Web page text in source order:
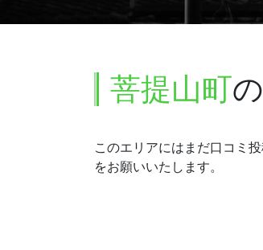
菩提山町
このエリアにはまだ口コミ
をお願いいたします。